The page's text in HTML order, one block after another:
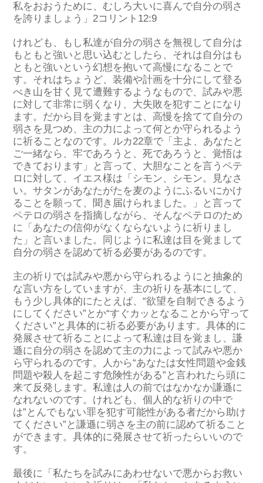
私をおおうために、むしろ大いに喜んで自分の弱さ
を誇りましょう」2コリント12:9
けれども、もし私達が自分の弱さを無視して自分は
もともと強いと思い込むとしたら、それは自分はも
ともと強いという幻想を抱いて高慢になることで
す。それはちょうど、装備や計画を十分にして登る
べき山を甘く見て遭難するようなもので、試みや悪
に対して非常に弱くなり、大失敗を犯すことになり
ます。だから目を覚ますとは、高慢を捨てて自分の
弱さを見つめ、主の力によって何とか守られるよう
に祈ることなのです。ルカ22章で「主よ、あなたと
ご一緒なら、牢であろうと、死であろうと、覚悟は
できております」と言って、大胆なことを言うペテ
ロに対して、イエス様は「シモン、シモン。見なさ
い。サタンがあなたがたを麦のようにふるいにかけ
ることを願って、聞き届けられました。」と言って
ペテロの弱さを指摘しながら、そんなペテロのため
に「あなたの信仰がなくならないように祈りまし
た」と言いました。同じように私達は目を覚まして
自分の弱さを認めて祈る必要があるのです。
主の祈りでは試みや悪から守られるようにと抽象的
な言い方をしていますが、主の祈りを基本にして、
もう少し具体的にたとえば、“欲望を自制できるよう
にしてください”とか“すぐカッとなることから守って
ください”と具体的に祈る必要があります。具体的に
発展させて祈ることによって私達は目を覚まし、謙
遜に自分の弱さを認めて主の力によって試みや悪か
ら守られるのです。人から“あなたは女性問題や金銭
問題や殺人を起こす危険性がある”と言われたら頭に
来て反発します。私達は人の前ではなかなか謙遜に
なれないのです。けれども、個人的な祈りの中で
は”とんでもない罪を犯す可能性がある者だから助け
てください”と謙遜に弱さを主の前に認めて祈ること
ができます。具体的に発展させて祈ったらいいので
す。
最後に「私たちを試みにあわせないで悪からお救い